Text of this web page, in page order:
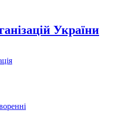
України